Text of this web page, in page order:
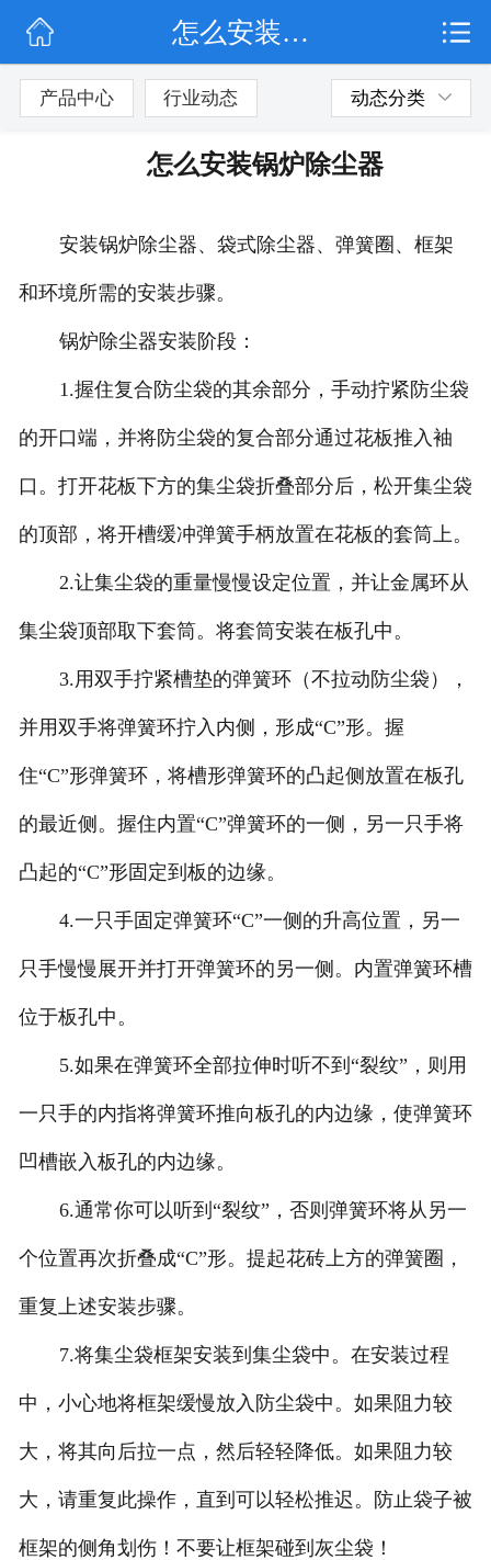
公司简介
联系我们
怎么安装锅炉除尘器
产品中心 行业动态 动态分类
怎么安装锅炉除尘器
安装锅炉除尘器、袋式除尘器、弹簧圈、框架
和环境所需的安装步骤。
锅炉除尘器安装阶段：
1.握住复合防尘袋的其余部分，手动拧紧防尘袋
的开口端，并将防尘袋的复合部分通过花板推入袖
口。打开花板下方的集尘袋折叠部分后，松开集尘袋
的顶部，将开槽缓冲弹簧手柄放置在花板的套筒上。
2.让集尘袋的重量慢慢设定位置，并让金属环从
集尘袋顶部取下套筒。将套筒安装在板孔中。
3.用双手拧紧槽垫的弹簧环（不拉动防尘袋），
并用双手将弹簧环拧入内侧，形成“C”形。握
住“C”形弹簧环，将槽形弹簧环的凸起侧放置在板孔
的最近侧。握住内置“C”弹簧环的一侧，另一只手将
凸起的“C”形固定到板的边缘。
4.一只手固定弹簧环“C”一侧的升高位置，另一
只手慢慢展开并打开弹簧环的另一侧。内置弹簧环槽
位于板孔中。
5.如果在弹簧环全部拉伸时听不到“裂纹”，则用
一只手的内指将弹簧环推向板孔的内边缘，使弹簧环
凹槽嵌入板孔的内边缘。
6.通常你可以听到“裂纹”，否则弹簧环将从另一
个位置再次折叠成“C”形。提起花砖上方的弹簧圈，
重复上述安装步骤。
7.将集尘袋框架安装到集尘袋中。在安装过程
中，小心地将框架缓慢放入防尘袋中。如果阻力较
大，将其向后拉一点，然后轻轻降低。如果阻力较
大，请重复此操作，直到可以轻松推迟。防止袋子被
框架的侧角划伤！不要让框架碰到灰尘袋！